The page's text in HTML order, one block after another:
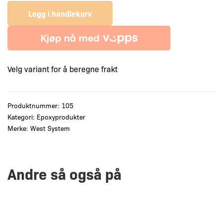
Legg i handlekurv
Velg variant for å beregne frakt
Produktnummer: 105
Kategori: Epoxyprodukter
Merke: West System
Andre så også på